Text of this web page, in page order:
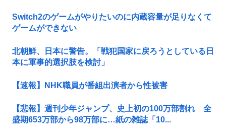
Switch2のゲームがやりたいのに内蔵容量が足りなくて
ゲームができない
北朝鮮、日本に警告。「戦犯国家に戻ろうとしている日
本に軍事的選択肢を検討」
【速報】NHK職員が番組出演者から性被害
【悲報】週刊少年ジャンプ、史上初の100万部割れ 全
盛期653万部から98万部に…紙の雑誌「10...